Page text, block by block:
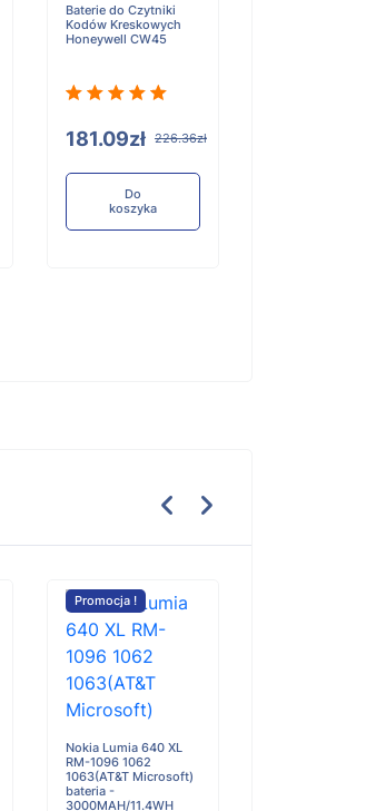
Baterie do Czytniki
Kodów Kreskowych
Honeywell CW45
181.09zł 226.36zł
Do
koszyka
Promocja !
Nokia Lumia 640 XL
RM-1096 1062
1063(AT&T Microsoft)
bateria -
3000MAH/11.4WH